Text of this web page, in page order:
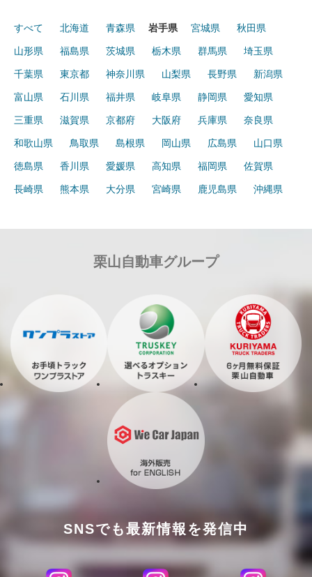
すべて 北海道 青森県 岩手県 宮城県 秋田県
山形県 福島県 茨城県 栃木県 群馬県 埼玉県
千葉県 東京都 神奈川県 山梨県 長野県 新潟県
富山県 石川県 福井県 岐阜県 静岡県 愛知県
三重県 滋賀県 京都府 大阪府 兵庫県 奈良県
和歌山県 鳥取県 島根県 岡山県 広島県 山口県
徳島県 香川県 愛媛県 高知県 福岡県 佐賀県
長崎県 熊本県 大分県 宮崎県 鹿児島県 沖縄県
栗山自動車グループ
SNSでも最新情報を発信中